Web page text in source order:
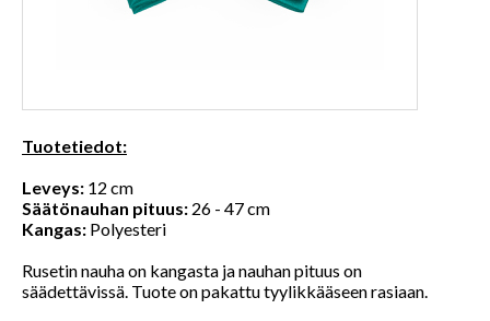
Tuotetiedot:
Leveys: 12 cm
Säätönauhan pituus: 26 - 47 cm
Kangas: Polyesteri
Rusetin nauha on kangasta ja nauhan pituus on
säädettävissä. Tuote on pakattu tyylikkääseen rasiaan.